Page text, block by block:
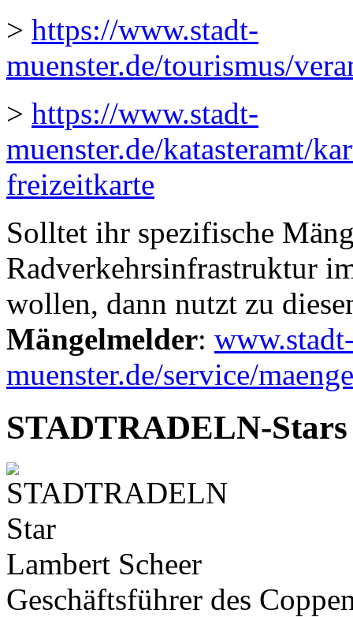
> https://www.stadt-
muenster.de/tourismus/
> https://www.stadt-
muenster.de/katasteramt/
freizeitkarte
Solltet ihr spezifische
Radverkehrsinfrastruktur
wollen, dann nutzt zu
Mängelmelder:
muenster.de/service/
STADTRADELN-Stars
Lambert Scheer
Geschäftsführer des